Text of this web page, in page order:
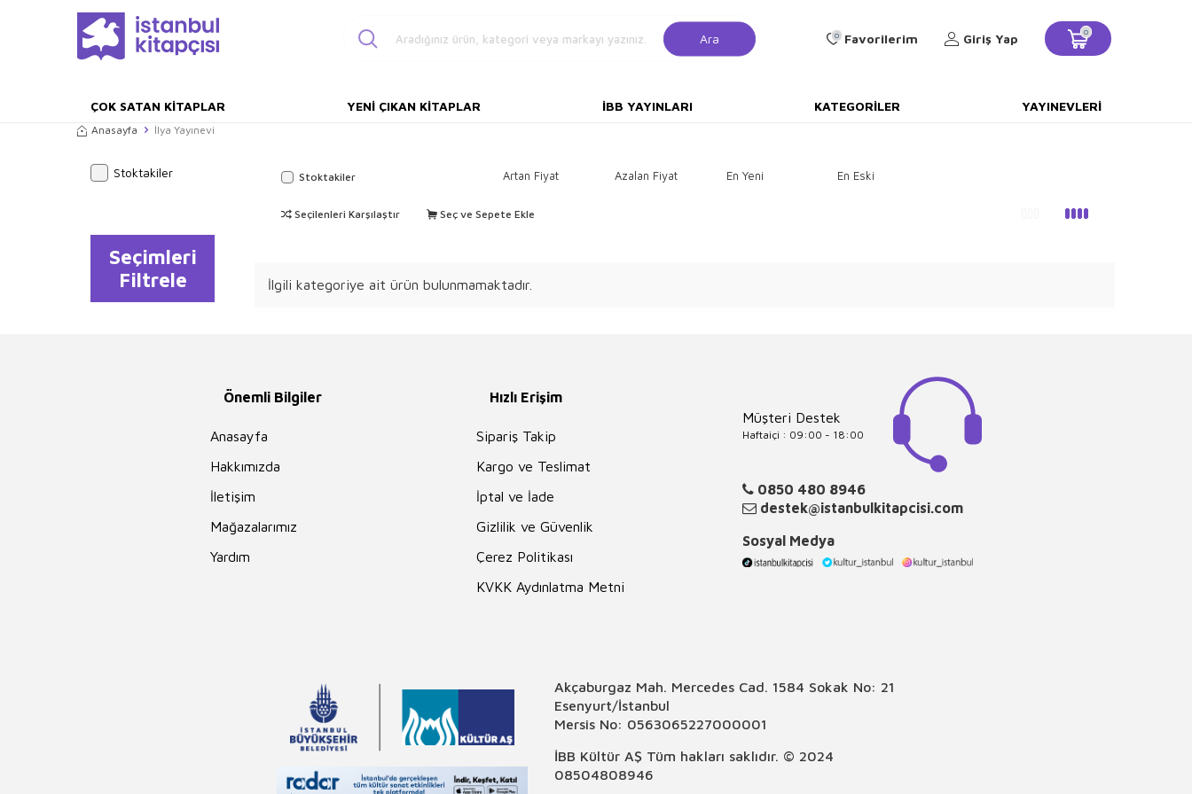
Ara 0 Favorilerim Giriş Yap 0
ÇOK SATAN KITAPLAR YENI ÇIKAN KITAPLAR İBB YAYINLARI KATEGORILER YAYINEVLERI
Anasayfa İlya Yayınevi
Stoktakiler
Seçimleri
Filtrele
Stoktakiler Artan Fiyat Azalan Fiyat En Yeni En Eski
Seçilenleri Karşılaştır Seç ve Sepete Ekle
İlgili kategoriye ait ürün bulunmamaktadır.
Önemli Bilgiler
Anasayfa
Hakkımızda
İletişim
Mağazalarımız
Yardım
Hızlı Erişim
Sipariş Takip
Kargo ve Teslimat
İptal ve İade
Gizlilik ve Güvenlik
Çerez Politikası
KVKK Aydınlatma Metni
Müşteri Destek
Haftaiçi : 09:00 - 18:00
0850 480 8946
destek@istanbulkitapcisi.com
Sosyal Medya
Akçaburgaz Mah. Mercedes Cad. 1584 Sokak No: 21
Esenyurt/İstanbul
Mersis No: 0563065227000001
İBB Kültür AŞ Tüm hakları saklıdır. © 2024
08504808946